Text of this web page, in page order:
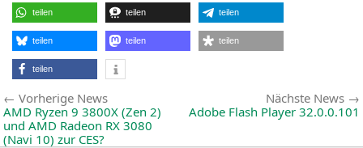
teilen teilen teilen
teilen teilen teilen
teilen
Beitragsnavigation
Vorherige NewsVorherige
News:
AMD Ryzen 9 3800X (Zen 2)
und AMD Radeon RX 3080
(Navi 10) zur CES?
Nächste News
Adobe Flash Player 32.0.0.101